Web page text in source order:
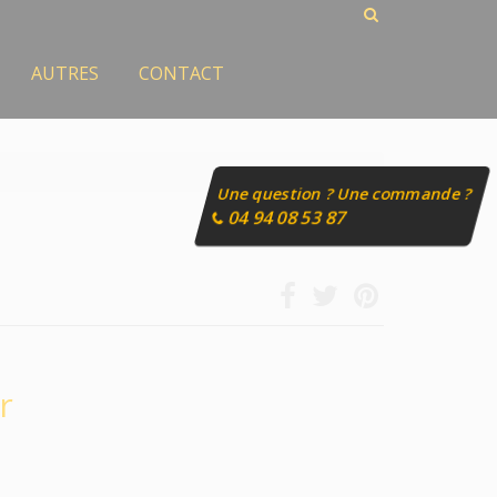
AUTRES CONTACT
Une question ? Une commande ?
04 94 08 53 87